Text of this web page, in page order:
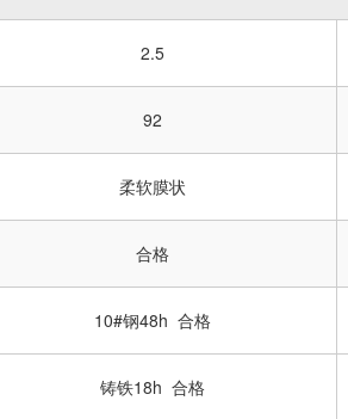
2.5
92
柔软膜状
合格
10#钢48h 合格
铸铁18h 合格